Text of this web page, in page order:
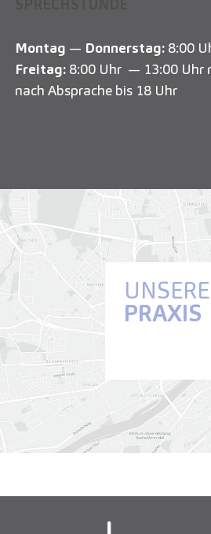
UNSERE
PRAXIS
Montag — Donnerstag: 8:00
Freitag: 8:00 Uhr — 13:00 Uhr
nach Absprache bis 18 Uhr